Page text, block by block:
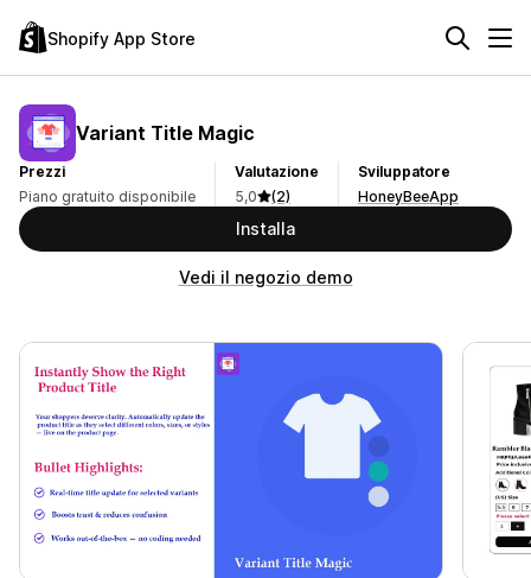
Shopify App Store
Variant Title Magic
Prezzi
Piano gratuito disponibile
Valutazione
5,0
(2)
Sviluppatore
HoneyBeeApp
Installa
Vedi il negozio demo